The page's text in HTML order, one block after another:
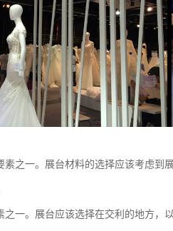
之一。展台材料的选择应该考虑到
之一。展台应该选择在交利的地方，